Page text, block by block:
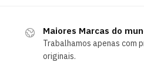
Maiores Marcas do
Trabalhamos apenas com
originais.